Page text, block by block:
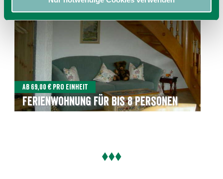
Ab 69,00 € pro Einheit
Ferienwohnung für bis 8 Personen